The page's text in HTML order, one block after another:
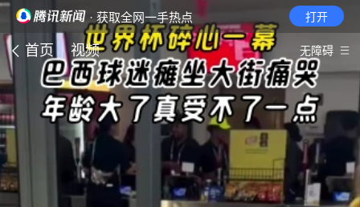
· 获取全网一手热点 打开
首页 视频 无障碍